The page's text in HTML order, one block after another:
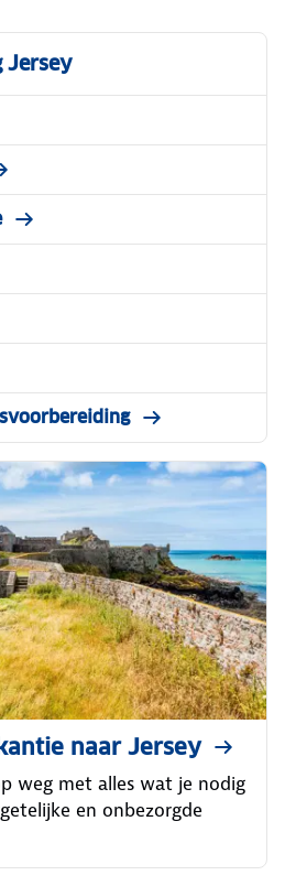
Jersey
naar Jersey
weg met alles wat je nodig
en onbezorgde